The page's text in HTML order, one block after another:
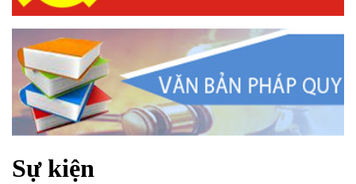
Sự kiện